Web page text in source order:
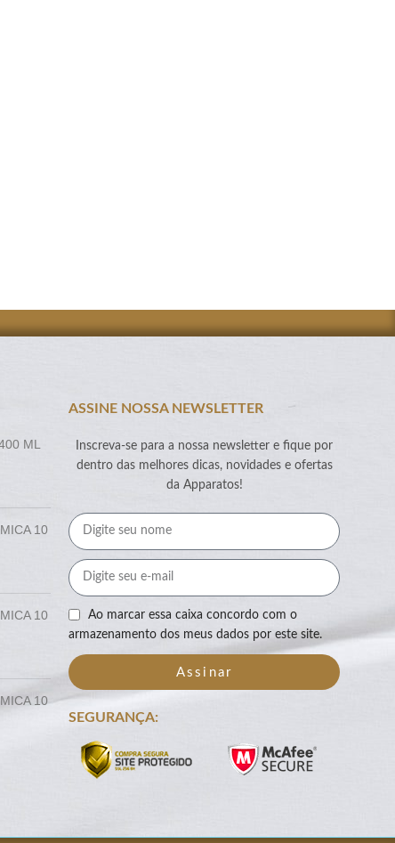
ML
10
10
10
ASSINE NOSSA NEWSLETTER
Inscreva-se para a nossa newsletter e fique por
dentro das melhores dicas, novidades e ofertas
da Apparatos!
Ao marcar essa caixa concordo com o
armazenamento dos meus dados por este site.
Assinar
SEGURANÇA: